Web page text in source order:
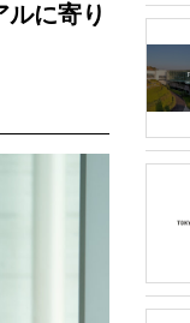
に寄り